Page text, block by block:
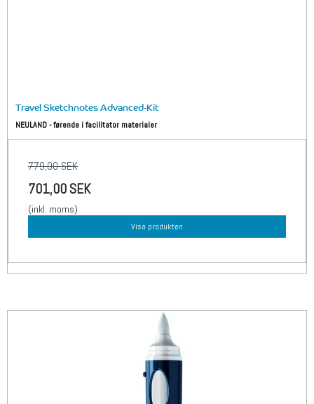
Travel Sketchnotes Advanced-Kit
NEULAND - førende i facilitator materialer
779,00 SEK
701,00 SEK
(inkl. moms)
Visa produkten